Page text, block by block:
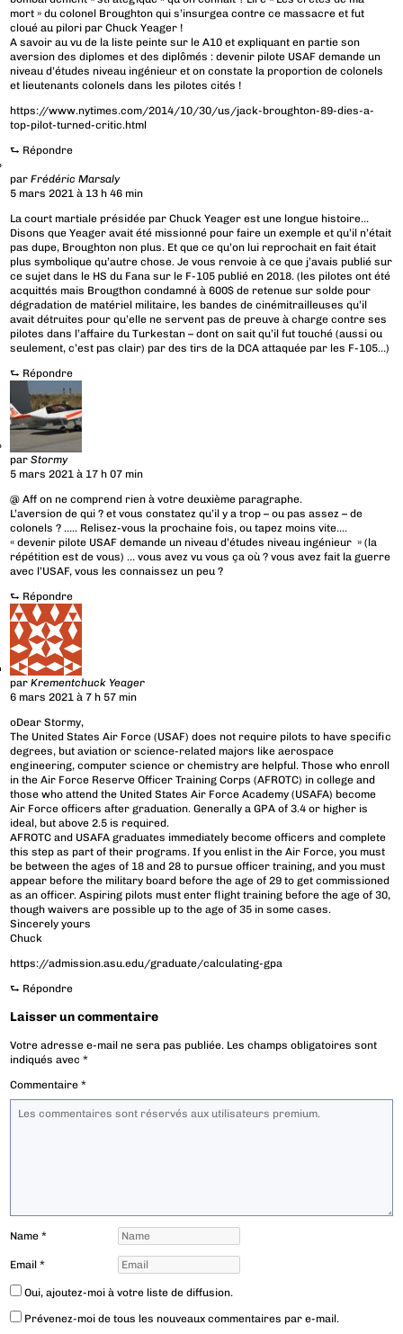
mort » du colonel Broughton qui s’insurgea contre ce massacre et fut
cloué au pilori par Chuck Yeager !
A savoir au vu de la liste peinte sur le A10 et expliquant en partie son
aversion des diplomes et des diplômés : devenir pilote USAF demande un
niveau d’études niveau ingénieur et on constate la proportion de colonels
et lieutenants colonels dans les pilotes cités !
https://www.nytimes.com/2014/10/30/us/jack-broughton-89-dies-a-
top-pilot-turned-critic.html
⮑ Répondre
parFrédéric Marsaly
5 mars 2021 à 13 h 46 min
La court martiale présidée par Chuck Yeager est une longue histoire…
Disons que Yeager avait été missionné pour faire un exemple et qu’il n’était
pas dupe, Broughton non plus. Et que ce qu’on lui reprochait en fait était
plus symbolique qu’autre chose. Je vous renvoie à ce que j’avais publié sur
ce sujet dans le HS du Fana sur le F-105 publié en 2018. (les pilotes ont été
acquittés mais Brougthon condamné à 600$ de retenue sur solde pour
dégradation de matériel militaire, les bandes de cinémitrailleuses qu’il
avait détruites pour qu’elle ne servent pas de preuve à charge contre ses
pilotes dans l’affaire du Turkestan – dont on sait qu’il fut touché (aussi ou
seulement, c’est pas clair) par des tirs de la DCA attaquée par les F-105…)
⮑ Répondre
parStormy
5 mars 2021 à 17 h 07 min
@ Aff on ne comprend rien à votre deuxième paragraphe.
L’aversion de qui ? et vous constatez qu’il y a trop – ou pas assez – de
colonels ? ….. Relisez-vous la prochaine fois, ou tapez moins vite….
« devenir pilote USAF demande un niveau d’études niveau ingénieur » (la
répétition est de vous) … vous avez vu vous ça où ? vous avez fait la guerre
avec l’USAF, vous les connaissez un peu ?
⮑ Répondre
parKrementchuck Yeager
6 mars 2021 à 7 h 57 min
oDear Stormy,
The United States Air Force (USAF) does not require pilots to have specific
degrees, but aviation or science-related majors like aerospace
engineering, computer science or chemistry are helpful. Those who enroll
in the Air Force Reserve Officer Training Corps (AFROTC) in college and
those who attend the United States Air Force Academy (USAFA) become
Air Force officers after graduation. Generally a GPA of 3.4 or higher is
ideal, but above 2.5 is required.
AFROTC and USAFA graduates immediately become officers and complete
this step as part of their programs. If you enlist in the Air Force, you must
be between the ages of 18 and 28 to pursue officer training, and you must
appear before the military board before the age of 29 to get commissioned
as an officer. Aspiring pilots must enter flight training before the age of 30,
though waivers are possible up to the age of 35 in some cases.
Sincerely yours
Chuck
https://admission.asu.edu/graduate/calculating-gpa
⮑ Répondre
Laisser un commentaire
Votre adresse e-mail ne sera pas publiée. Les champs obligatoires sont
indiqués avec*
Commentaire*
Name*
Email*
Oui, ajoutez-moi à votre liste de diffusion.
Prévenez-moi de tous les nouveaux commentaires par e-mail.